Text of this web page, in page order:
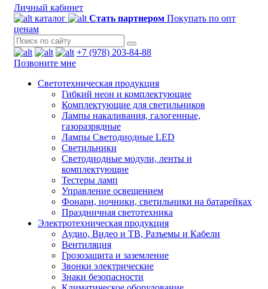
Личный кабинет
каталог
Стать партнером Покупать по опт
ценам
+7 (978) 203-84-88
Позвоните мне
Светотехническая продукция
Гибкий неон и комплектующие
Комплектующие для светильников
Лампы накаливания, галогенные,
газоразрядные
Лампы Светодиодные LED
Светильники
Светодиодные модули, ленты и
комплектующие
Тестеры ламп
Управление освещением
Фонари, ночники, светильники на батарейках
Праздничная светотехника
Электротехническая продукция
Аудио, Видео и ТВ, Разъемы и Кабели
Вентиляция
Грозозащита и заземление
Звонки электрические
Знаки безопасности